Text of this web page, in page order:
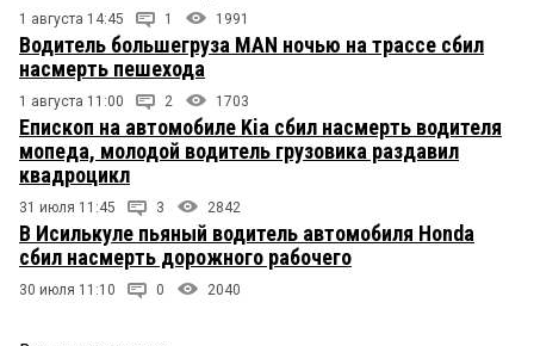
1 августа 14:45 1 1991
Водитель большегруза MAN ночью на трассе сбил
насмерть пешехода
1 августа 11:00 2 1703
Епископ на автомобиле Kia сбил насмерть водителя
мопеда, молодой водитель грузовика раздавил
квадроцикл
31 июля 11:45 3 2842
В Исилькуле пьяный водитель автомобиля Honda
сбил насмерть дорожного рабочего
30 июля 11:10 0 2040